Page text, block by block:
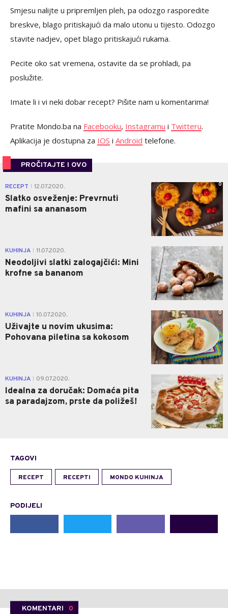
Smjesu nalijte u pripremljen pleh, pa odozgo rasporedite
breskve, blago pritiskajući da malo utonu u tijesto. Odozgo
stavite nadjev, opet blago pritiskajući rukama.
Pecite oko sat vremena, ostavite da se prohladi, pa
poslužite.
Imate li i vi neki dobar recept? Pišite nam u komentarima!
Pratite Mondo.ba na Facebooku, Instagramu i Twitteru.
Aplikacija je dostupna za IOS i Android telefone.
PROČITAJTE I OVO
RECEPT 12.07.2020.
Slatko osveženje: Prevrnuti
mafini sa ananasom
0
KUHINJA 11.07.2020.
Neodoljivi slatki zalogajčići: Mini
krofne sa bananom
0
KUHINJA 10.07.2020.
Uživajte u novim ukusima:
Pohovana piletina sa kokosom
0
KUHINJA 09.07.2020.
Idealna za doručak: Domaća pita
sa paradajzom, prste da poližeš!
0
TAGOVI
RECEPT RECEPTI MONDO KUHINJA
PODIJELI
KOMENTARI 0